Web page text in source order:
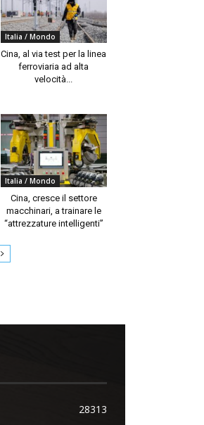
Italia / Mondo
Cina, al via test per la linea
ferroviaria ad alta
velocità...
Italia / Mondo
Cina, cresce il settore
macchinari, a trainare le
“attrezzature intelligenti”
28313